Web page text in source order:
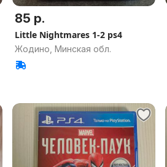
85 р.
Little Nightmares 1-2 ps4
Жодино, Минская обл.